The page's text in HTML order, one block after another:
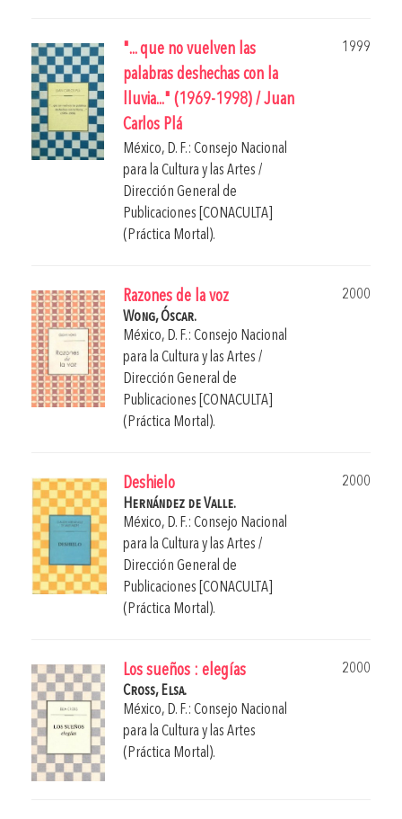
"... que no vuelven las
palabras deshechas con la
lluvia..." (1969-1998) / Juan
Carlos Plá
1999
México, D. F.: Consejo Nacional
para la Cultura y las Artes /
Dirección General de
Publicaciones [CONACULTA]
(Práctica Mortal).
Razones de la voz
2000
Wong, Óscar.
México, D. F.: Consejo Nacional
para la Cultura y las Artes /
Dirección General de
Publicaciones [CONACULTA]
(Práctica Mortal).
Deshielo
2000
Hernández de Valle.
México, D. F.: Consejo Nacional
para la Cultura y las Artes /
Dirección General de
Publicaciones [CONACULTA]
(Práctica Mortal).
Los sueños : elegías
2000
Cross, Elsa.
México, D. F.: Consejo Nacional
para la Cultura y las Artes
(Práctica Mortal).